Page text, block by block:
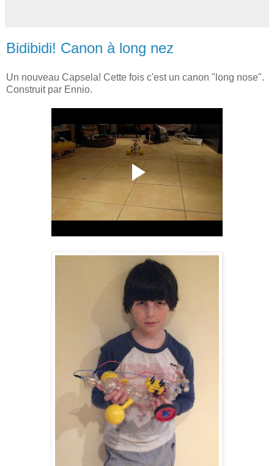
Bidibidi! Canon à long nez
Un nouveau Capsela! Cette fois c'est un canon "long nose".
Construit par Ennio.